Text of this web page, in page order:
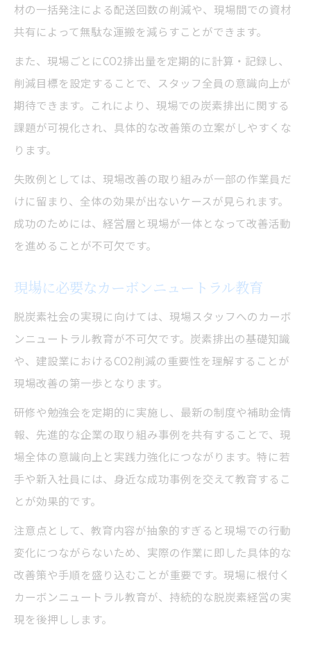
材の一括発注による配送回数の削減や、現場間での資材
共有によって無駄な運搬を減らすことができます。
また、現場ごとにCO2排出量を定期的に計算・記録し、
削減目標を設定することで、スタッフ全員の意識向上が
期待できます。これにより、現場での炭素排出に関する
課題が可視化され、具体的な改善策の立案がしやすくな
ります。
失敗例としては、現場改善の取り組みが一部の作業員だ
けに留まり、全体の効果が出ないケースが見られます。
成功のためには、経営層と現場が一体となって改善活動
を進めることが不可欠です。
現場に必要なカーボンニュートラル教育
脱炭素社会の実現に向けては、現場スタッフへのカーボ
ンニュートラル教育が不可欠です。炭素排出の基礎知識
や、建設業におけるCO2削減の重要性を理解することが
現場改善の第一歩となります。
研修や勉強会を定期的に実施し、最新の制度や補助金情
報、先進的な企業の取り組み事例を共有することで、現
場全体の意識向上と実践力強化につながります。特に若
手や新入社員には、身近な成功事例を交えて教育するこ
とが効果的です。
注意点として、教育内容が抽象的すぎると現場での行動
変化につながらないため、実際の作業に即した具体的な
改善策や手順を盛り込むことが重要です。現場に根付く
カーボンニュートラル教育が、持続的な脱炭素経営の実
現を後押しします。